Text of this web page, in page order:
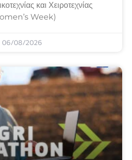
και Χειροτεχνίας
Week)
06/08/2026